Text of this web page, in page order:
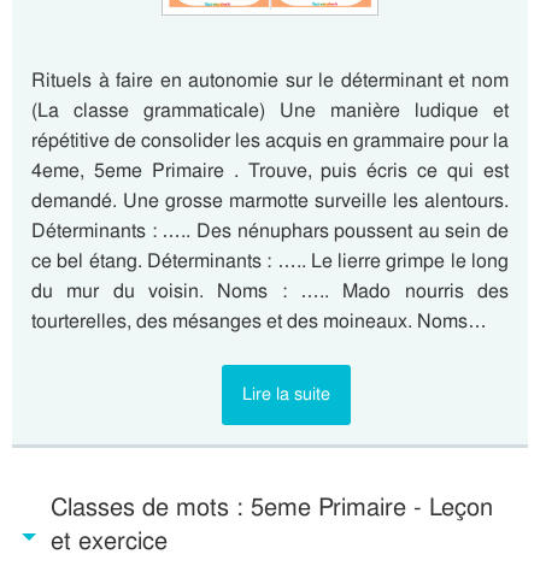
Rituels à faire en autonomie sur le déterminant et nom
(La classe grammaticale) Une manière ludique et
répétitive de consolider les acquis en grammaire pour la
4eme, 5eme Primaire . Trouve, puis écris ce qui est
demandé. Une grosse marmotte surveille les alentours.
Déterminants : ….. Des nénuphars poussent au sein de
ce bel étang. Déterminants : ….. Le lierre grimpe le long
du mur du voisin. Noms : ….. Mado nourris des
tourterelles, des mésanges et des moineaux. Noms…
Lire la suite
Classes de mots : 5eme Primaire - Leçon
et exercice